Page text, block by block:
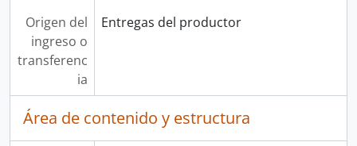
Origen del
ingreso o
transferenc
ia
Entregas del productor
Área de contenido y estructura